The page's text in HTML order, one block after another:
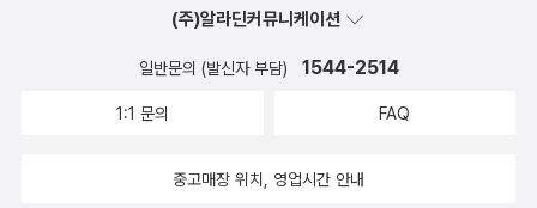
(주)알라딘커뮤니케이션
일반문의 (발신자 부담) 1544-2514
1:1 문의 FAQ
중고매장 위치, 영업시간 안내